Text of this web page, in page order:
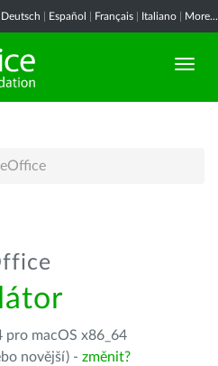
Deutsch Español Français Italiano More...
macOS x86_64
novější) - změnit?